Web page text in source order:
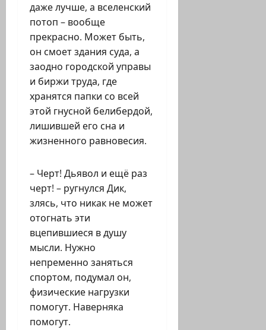
даже лучше, а вселенский
потоп – вообще
прекрасно. Может быть,
он смоет здания суда, а
заодно городской управы
и биржи труда, где
хранятся папки со всей
этой гнусной белибердой,
лишившей его сна и
жизненного равновесия.
– Черт! Дьявол и ещё раз
черт! – ругнулся Дик,
злясь, что никак не может
отогнать эти
вцепившиеся в душу
мысли. Нужно
непременно заняться
спортом, подумал он,
физические нагрузки
помогут. Наверняка
помогут.